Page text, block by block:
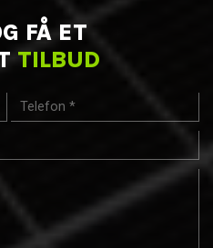
FÅ ET
TILBUD